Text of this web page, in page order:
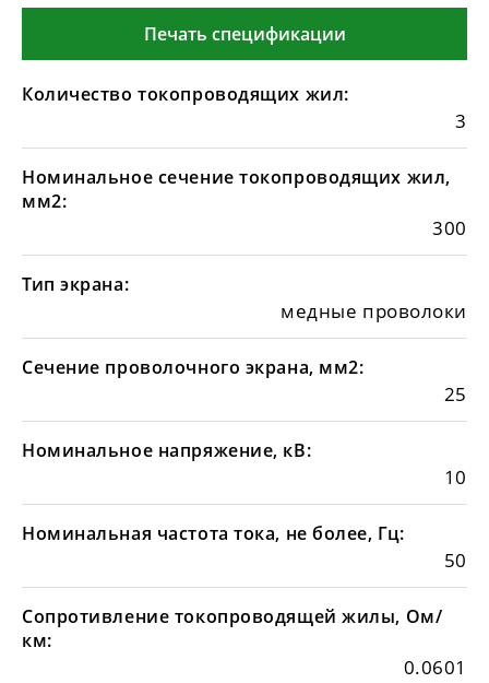
Печать спецификации
Количество токопроводящих жил:
3
Номинальное сечение токопроводящих жил,
мм2:
300
Тип экрана:
медные проволоки
Сечение проволочного экрана, мм2:
25
Номинальное напряжение, кВ:
10
Номинальная частота тока, не более, Гц:
50
Сопротивление токопроводящей жилы, Ом/
км:
0.0601